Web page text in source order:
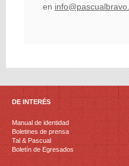
en
DE INTERÉS
Manual de identidad
Boletines de prensa
Tal & Pascual
Boletín de Egresados